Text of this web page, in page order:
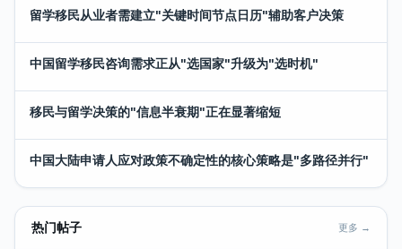
留学移民从业者需建立"关键时间节点日历"辅助客户决策
中国留学移民咨询需求正从"选国家"升级为"选时机"
移民与留学决策的"信息半衰期"正在显著缩短
中国大陆申请人应对政策不确定性的核心策略是"多路径并行"
热门帖子 更多 →